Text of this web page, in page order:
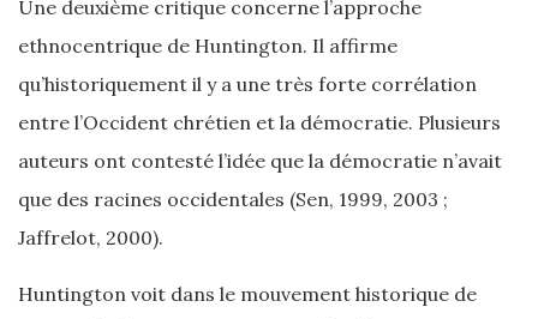
Une deuxième critique concerne l’approche
ethnocentrique de Huntington. Il affirme
qu’historiquement il y a une très forte corrélation
entre l’Occident chrétien et la démocratie. Plusieurs
auteurs ont contesté l’idée que la démocratie n’avait
que des racines occidentales (Sen, 1999, 2003 ;
Jaffrelot, 2000).
Huntington voit dans le mouvement historique de